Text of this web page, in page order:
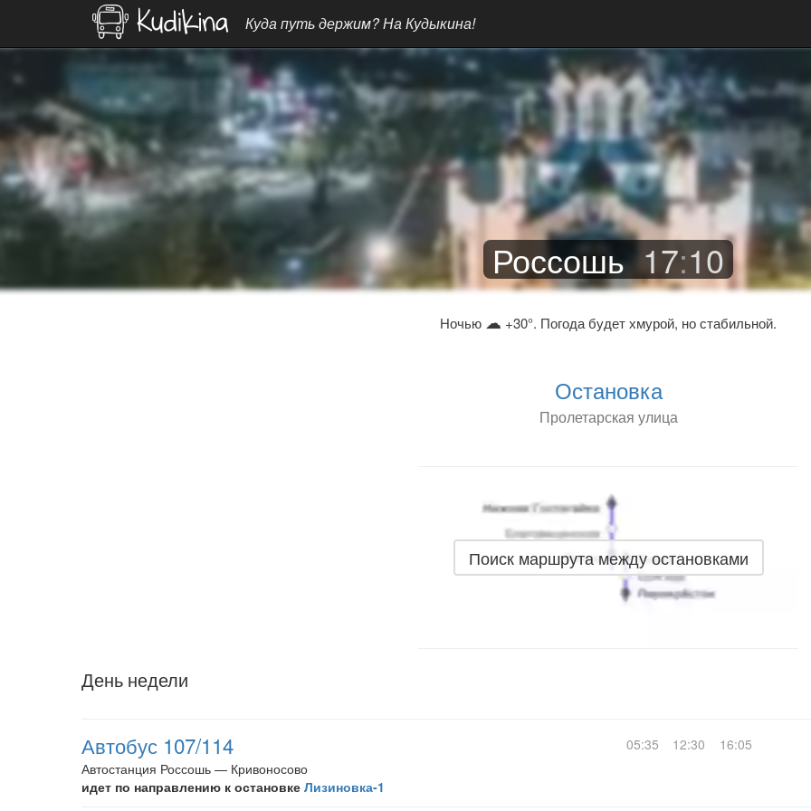
Куда путь держим? На Кудыкина!
Россошь 17:10
Ночью ☁ +30°. Погода будет хмурой, но стабильной.
Остановка
Пролетарская улица
Поиск маршрута между остановками
День недели
Автобус 107/114
Автостанция Россошь — Кривоносово
идет по направлению к остановке Лизиновка-1
05:35 12:30 16:05